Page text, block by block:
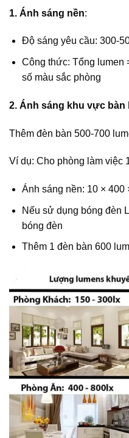
1. Ánh sáng nền:
Độ sáng yêu cầu: 300-
Công thức: Tổng lumen
số màu sắc phòng
2. Ánh sáng khu vực bàn
Thêm đèn bàn 500-700
Ví dụ: Cho phòng làm việc
Ánh sáng nền: 10 × 400
Nếu sử dụng bóng đèn
bóng đèn
Thêm 1 đèn bàn 600